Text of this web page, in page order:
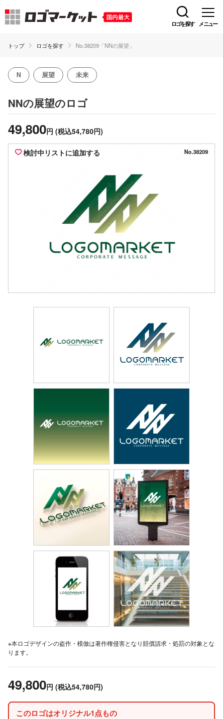
ロゴを探す メニュー
トップ ロゴを探す No.38209「NNの展望」
N 展望 未来
NNの展望のロゴ
49,800円 (税込54,780円)
検討中リストに追加する No.38209
※本ロゴデザインの盗作・模倣は著作権侵害となり賠償請求・処罰の対象とな
ります。
49,800円 (税込54,780円)
このロゴはオリジナル1点もの